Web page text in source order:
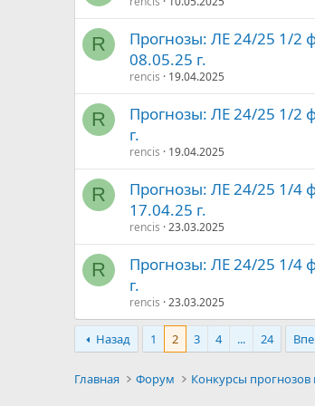
R
Прогнозы: ЛЕ 24/25 1/2
08.05.25 г.
rencis 19.04.2025
R
Прогнозы: ЛЕ 24/25 1/2
г.
rencis 19.04.2025
R
Прогнозы: ЛЕ 24/25 1/4
17.04.25 г.
rencis 23.03.2025
R
Прогнозы: ЛЕ 24/25 1/4
г.
rencis 23.03.2025
Назад 1 2 3 4 ... 24
Главная Форум